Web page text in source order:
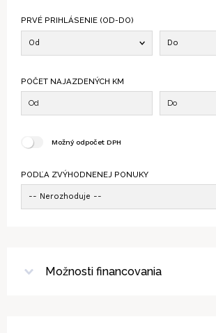
PRVÉ PRIHLÁSENIE (OD-DO)
Od Do
POČET NAJAZDENÝCH KM
Možný odpočet DPH
PODĽA ZVÝHODNENEJ PONUKY
-- Nerozhoduje --
Možnosti financovania